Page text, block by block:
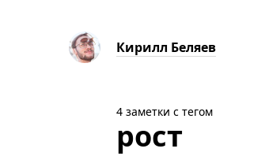
Кирилл Беляев
4 заметки с тегом
рост